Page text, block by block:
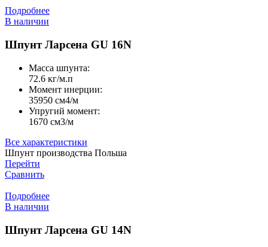
Подробнее
В наличии
Шпунт Ларсена GU 16N
Масса шпунта:
72.6 кг/м.п
Момент инерции:
35950 cм4/м
Упругий момент:
1670 cм3/м
Все характеристики
Шпунт производства Польша
Перейти
Сравнить
Подробнее
В наличии
Шпунт Ларсена GU 14N